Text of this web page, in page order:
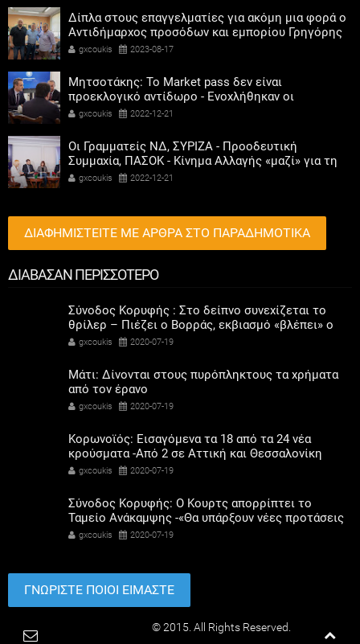
Δίπλα στους επαγγελματίες για ακόμη μια φορά ο
Αντιδήμαρχος προσόδων και εμπορίου Γρηγόρης
Καψοκόλης
gxcoukis 2023-08-17
Μητσοτάκης: Το Market pass δεν είναι
προεκλογικό αντίδωρο - Ενοχλήθηκαν οι
αριστεροί του χαβιαριού
gxcoukis 2022-12-21
Οι Γραμματείς ΝΔ, ΣΥΡΙΖΑ - Προοδευτική
Συμμαχία, ΠΑΣΟΚ - Κίνημα Αλλαγής «μαζί» για τη
συμμετοχή των γυναικών στην πολιτική
gxcoukis 2022-12-21
ΔΙΑΦΗΜΙΣΤΕΙΤΕ ΜΕ ΑΡΘΡΑ ΣΤΟ ΠΑΡΑΔΗΜΟΤΙΚΑ
ΔΙΑΒΑΣΑΝ ΠΕΡΙΣΣΟΤΕΡΟ
Σύνοδος Κορυφής : Στο δείπνο συνεχίζεται το
θρίλερ – Πιέζει ο Βορράς, εκβιασμό «βλέπει» ο
Νότος
gxcoukis 2020-07-19
Μάτι: Δίνονται στους πυρόπληκτους τα χρήματα
από τον έρανο
gxcoukis 2020-07-19
Κορωνοϊός: Εισαγόμενα τα 18 από τα 24 νέα
κρούσματα -Από 2 σε Αττική και Θεσσαλονίκη
gxcoukis 2020-07-19
Σύνοδος Κορυφής: Ο Κουρτς απορρίπτει το
Ταμείο Ανάκαμψης -«Θα υπάρξουν νέες προτάσεις
τη νύχτα»
gxcoukis 2020-07-19
ΓΝΩΡΙΣΤΕ ΠΟΙΟΙ ΕΙΜΑΣΤΕ
© 2015. All Rights Reserved.